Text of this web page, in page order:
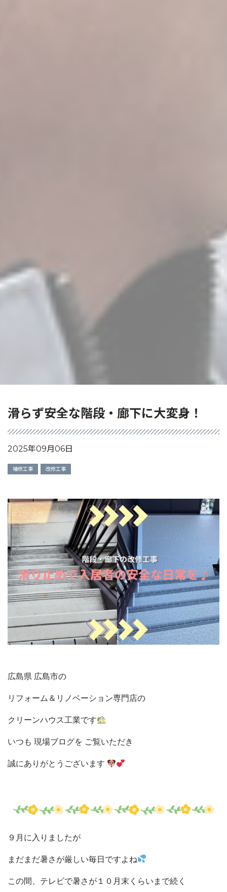
滑らず安全な階段・廊下に大変身！
2025年09月06日
補修工事 改修工事
広島県 広島市の
リフォーム＆リノベーション専門店の
クリーンハウス工業です
いつも 現場ブログを ご覧いただき
誠にありがとうございます
９月に入りましたが
まだまだ暑さが厳しい毎日ですよね
この間、テレビで暑さが１０月末くらいまで続く